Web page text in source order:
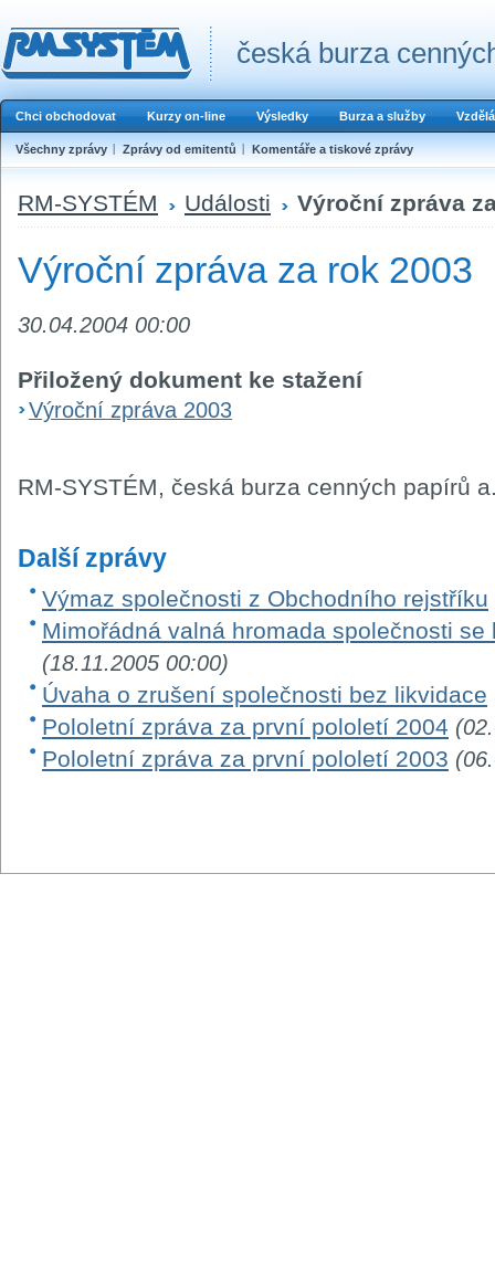
česká burza
Chci obchodovat Kurzy on-line Výsledky Burza a služby
Všechny zprávy Zprávy od emitentů Komentáře a tiskové zprávy
RM-SYSTÉM Události Výroční zpráva
Výroční zpráva za rok 2003
30.04.2004 00:00
Přiložený dokument ke stažení
Výroční zpráva 2003
RM-SYSTÉM, česká burza cenných papírů
Další zprávy
Výmaz společnosti z Obchodního rejstříku
Mimořádná valná hromada společnosti
(18.11.2005 00:00)
Úvaha o zrušení společnosti bez likvidace
Pololetní zpráva za první pololetí 2004
Pololetní zpráva za první pololetí 2003